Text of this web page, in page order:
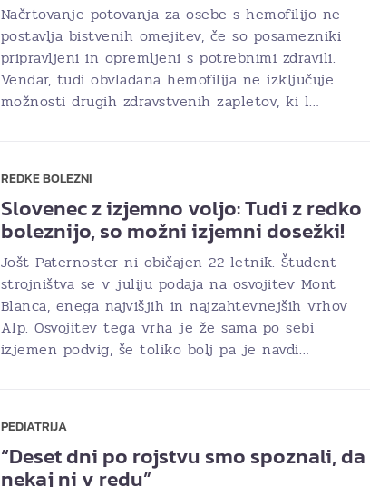
Načrtovanje potovanja za osebe s hemofilijo ne
postavlja bistvenih omejitev, če so posamezniki
pripravljeni in opremljeni s potrebnimi zdravili.
Vendar, tudi obvladana hemofilija ne izključuje
možnosti drugih zdravstvenih zapletov, ki l…
REDKE BOLEZNI
Slovenec z izjemno voljo: Tudi z redko
boleznijo, so možni izjemni dosežki!
Jošt Paternoster ni običajen 22-letnik. Študent
strojništva se v juliju podaja na osvojitev Mont
Blanca, enega najvišjih in najzahtevnejših vrhov
Alp. Osvojitev tega vrha je že sama po sebi
izjemen podvig, še toliko bolj pa je navdi…
PEDIATRIJA
“Deset dni po rojstvu smo spoznali, da
nekaj ni v redu”